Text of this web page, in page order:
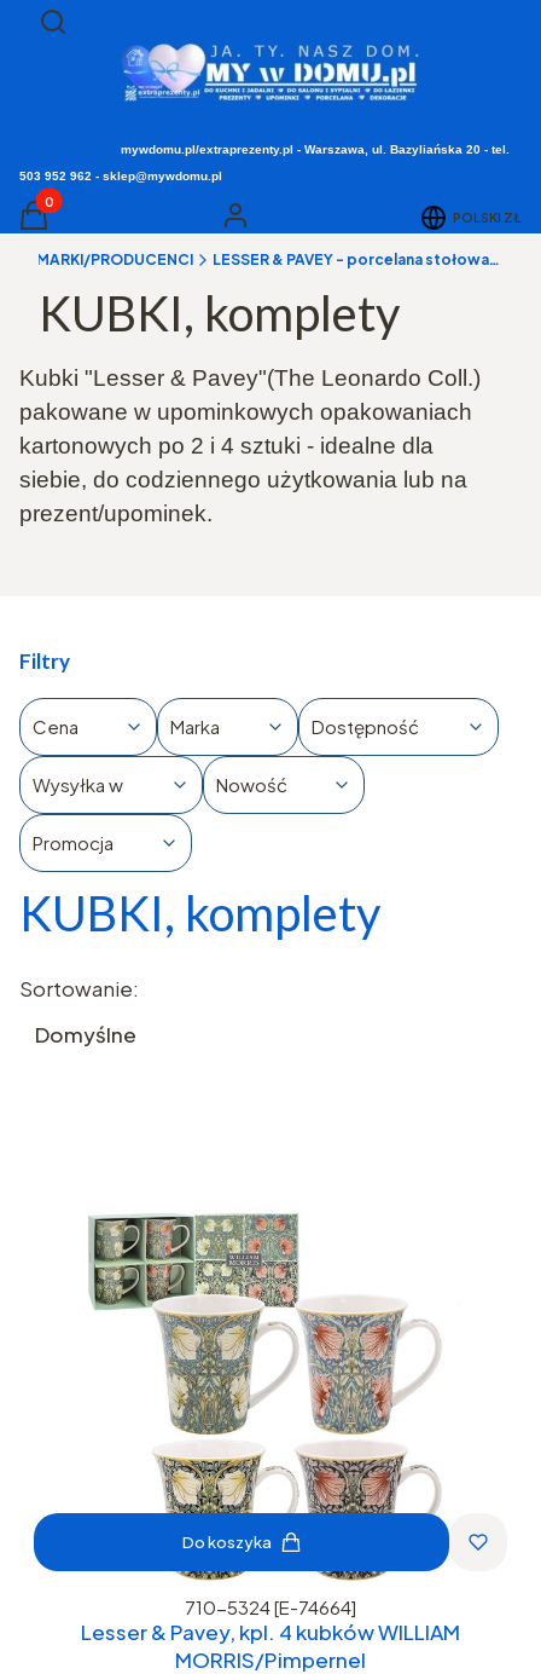
Otwórz wyszukiwarkę
Szukaj
mywdomu.pl/extraprezenty.pl - Warszawa, ul. Bazyliańska 20 - tel.
503 952 962 - sklep@mywdomu.pl
Produkty w koszyku: 0. Zobacz szczegóły
Koszyk Zaloguj się POLSKI ZŁ
▸ MARKI/PRODUCENCI LESSER & PAVEY - porcelana stołowa, kuchnia, dekoracje i upominki
KUBKI, komplety
Kubki "Lesser & Pavey"(The Leonardo Coll.)
pakowane w upominkowych opakowaniach
kartonowych po 2 i 4 sztuki - idealne dla
siebie, do codziennego użytkowania lub na
prezent/upominek.
Filtry
Cena Marka Dostępność
Wysyłka w Nowość
Promocja
Koniec filtrów
KUBKI, komplety
Lista produktów
Sortowanie:
Domyślne
Do koszyka
710-5324 [E-74664]
Lesser & Pavey, kpl. 4 kubków WILLIAM
MORRIS/Pimpernel